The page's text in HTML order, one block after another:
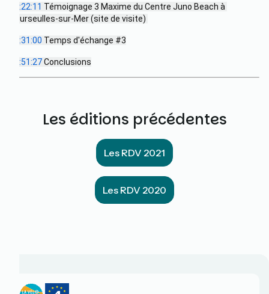
01:22:11 Témoignage 3 Maxime du Centre Juno Beach à
Courseulles-sur-Mer (site de visite)
01:31:00 Temps d'échange #3
01:51:27 Conclusions
Les éditions précédentes
Les RDV 2021
Les RDV 2020